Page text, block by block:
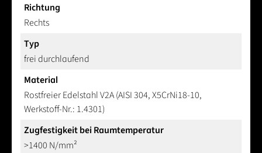
Richtung
Rechts
Typ
frei durchlaufend
Material
Rostfreier Edelstahl V2A (AISI 304, X5CrNi18-10,
Werkstoff-Nr.: 1.4301)
Zugfestigkeit bei Raumtemperatur
>1400 N/mm²